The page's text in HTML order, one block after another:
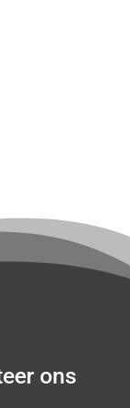
ons